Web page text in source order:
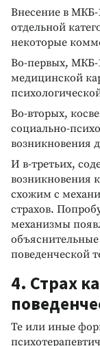
Внесение в МКБ-
отдельной
некоторые
Во-первых, МКБ-
медицинской
Во-вторых,
социально-
возникновения
И в-третьих,
возникновения
схожим с
страхов.
механизмы
поведенческой
4. Страх
Те или иные